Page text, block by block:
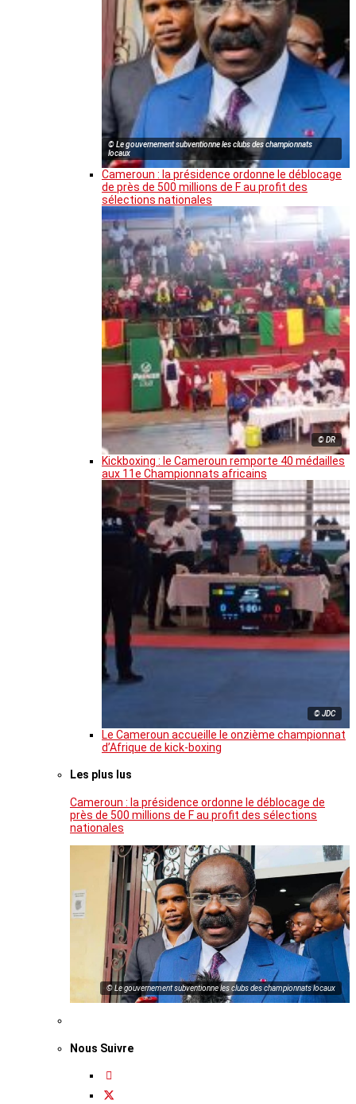
© Le gouvernement subventionne les clubs des championnats
locaux
Cameroun : la présidence ordonne le déblocage
de près de 500 millions de F au profit des
sélections nationales
© DR
Kickboxing : le Cameroun remporte 40 médailles
aux 11e Championnats africains
© JDC
Le Cameroun accueille le onzième championnat
d’Afrique de kick-boxing
Les plus lus
Cameroun : la présidence ordonne le déblocage de
près de 500 millions de F au profit des sélections
nationales
© Le gouvernement subventionne les clubs des championnats locaux
Nous Suivre